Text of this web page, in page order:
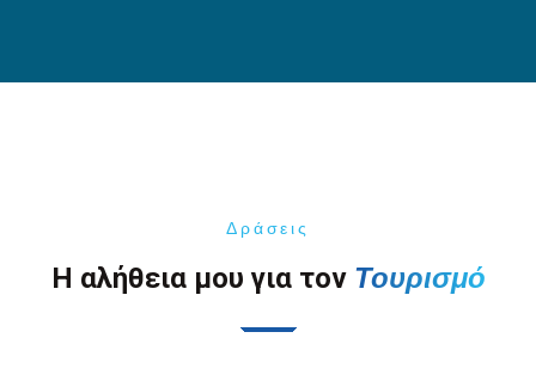
Δράσεις
H αλήθεια μου για τον Τουρισμό